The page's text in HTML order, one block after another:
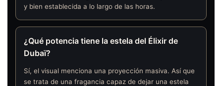
y bien establecida a lo largo de las horas.
¿Qué potencia tiene la estela del Élixir de
Dubaï?
Sí, el visual menciona una proyección masiva. Así que
se trata de una fragancia capaz de dejar una estela